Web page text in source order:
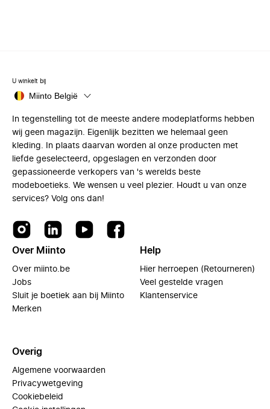
U winkelt bij
Miinto België
In tegenstelling tot de meeste andere modeplatforms hebben
wij geen magazijn. Eigenlijk bezitten we helemaal geen
kleding. In plaats daarvan worden al onze producten met
liefde geselecteerd, opgeslagen en verzonden door
gepassioneerde verkopers van 's werelds beste
modeboetieks. We wensen u veel plezier. Houdt u van onze
services? Volg ons dan!
Over Miinto
Over miinto.be
Jobs
Sluit je boetiek aan bij Miinto
Merken
Help
Hier herroepen (Retourneren)
Veel gestelde vragen
Klantenservice
Overig
Algemene voorwaarden
Privacywetgeving
Cookiebeleid